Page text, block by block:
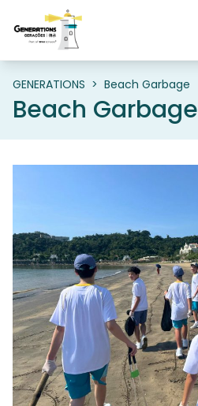
GENERATIONS > Beach Garbage
Beach Garbage